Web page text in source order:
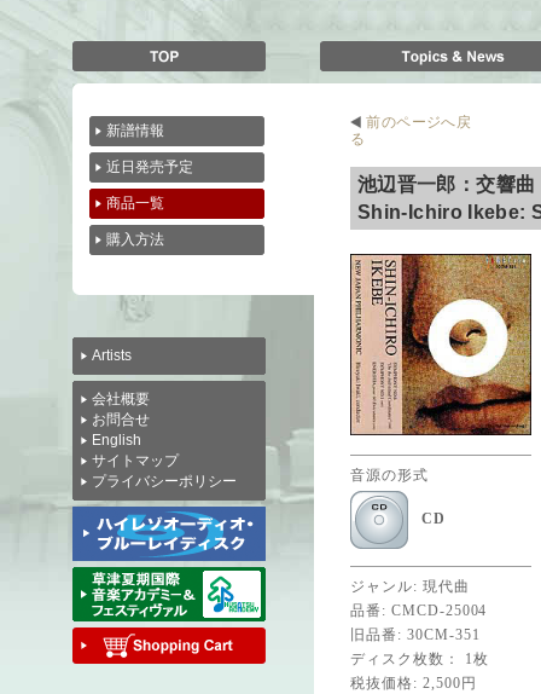
新譜情報
近日発売予定
商品一覧
購入方法
Artists
会社概要
お問合せ
English
サイトマップ
プライバシーポリシー
前のページへ戻
る
池辺晋一郎：交響
Shin-Ichiro Ikebe:
音源の形式
CD
ジャンル: 現代曲
品番: CMCD-25004
旧品番: 30CM-351
ディスク枚数： 1枚
税抜価格: 2,500円